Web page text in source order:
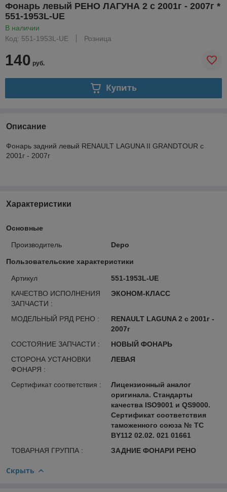
Фонарь левый РЕНО ЛАГУНА 2 с 2001г - 2007г *
551-1953L-UE
В наличии
Код: 551-1953L-UE
Розница
140 руб.
Купить
Описание
Фонарь задний левый RENAULT LAGUNA II GRANDTOUR с
2001г - 2007г
Характеристики
Основные
Производитель Depo
Пользовательские характеристики
Артикул
551-1953L-UE
КАЧЕСТВО ИСПОЛНЕНИЯ
ЗАПЧАСТИ :
ЭКОНОМ-КЛАСС
МОДЕЛЬНЫЙ РЯД РЕНО :
RENAULT LAGUNA 2 с 2001г -
2007г
СОСТОЯНИЕ ЗАПЧАСТИ :
НОВЫЙ ФОНАРЬ
СТОРОНА УСТАНОВКИ
ФОНАРЯ :
ЛЕВАЯ
Сертификат соответствия :
Лицензионный аналог
оригинала. Стандарты
качества ISO9001 и QS9000.
Сертификат соответствия
таможенного союза № ТС
BY112 02.02. 021 01661
ТОВАРНАЯ ГРУППА :
ЗАДНИЕ ФОНАРИ РЕНО
Скрыть